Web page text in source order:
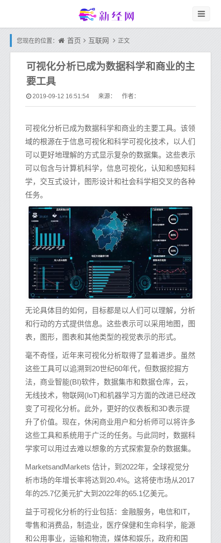
您现在的位置： 首页 互联网 正文
可视化分析已成为数据科学和商业的主
要工具
2019-09-12 16:51:54 来源： 作者：
可视化分析已成为数据科学和商业的主要工具。该领
域的根源在于信息可视化和科学可视化技术，以人们
可以更好地理解的方式显示复杂的数据集。这些表示
可以包含与计算机科学，信息可视化，认知和感知科
学，交互式设计，图形设计和社会科学相交​​叉的各种
任务。
无论具体目的如何，目标都是以人们可以理解，分析
和行动的方式提供信息。这些表示可以采用地图，图
表，图形，图表和其他类型的视觉表示的形式。
毫不奇怪，近年来可视化分析取得了显着进步。虽然
这些工具可以追溯到20世纪60年代，但数据挖掘方
法，商业智能(BI)软件，数据集市和数据仓库，云，
无线技术，物联网(IoT)和机器学习方面的改进已经改
变了可视化分析。此外，更好的仪表板和3D表示提
升了价值。现在，休闲商业用户和分析师可以将许多
这些工具和系统用于广泛的任务。与此同时，数据科
学家可以用过去难以想象的方式探索复杂的数据集。
MarketsandMarkets 估计，到2022年，全球视觉分
析市场的年增长率将达到20.4%。这将使市场从2017
年的25.7亿美元扩大到2022年的65.1亿美元。
益于可视化分析的行业包括：金融服务，电信和IT，
零售和消费品，制造业，医疗保健和生命科学，能源
和公用事业，运输和物流，媒体和娱乐，政府和国